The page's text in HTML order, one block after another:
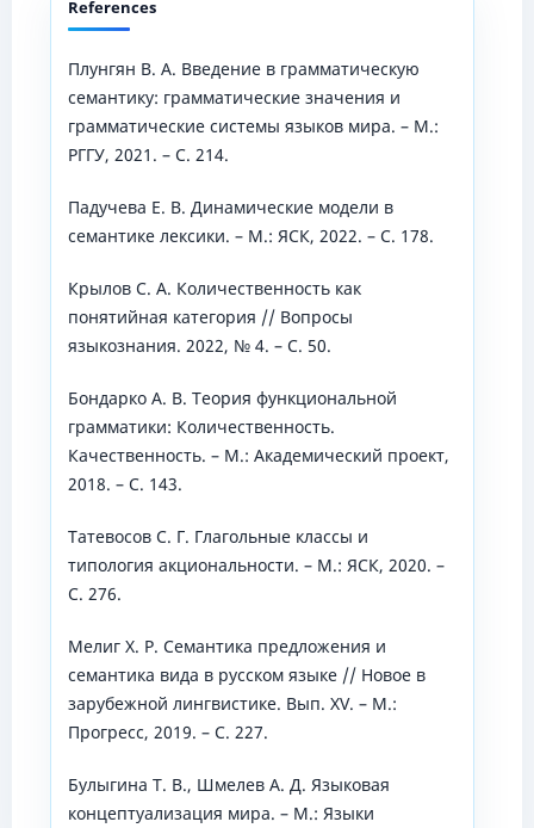
References
Плунгян В. А. Введение в грамматическую
семантику: грамматические значения и
грамматические системы языков мира. – М.:
РГГУ, 2021. – C. 214.
Падучева Е. В. Динамические модели в
семантике лексики. – М.: ЯСК, 2022. – C. 178.
Крылов С. А. Количественность как
понятийная категория // Вопросы
языкознания. 2022, № 4. – С. 50.
Бондарко А. В. Теория функциональной
грамматики: Количественность.
Качественность. – М.: Академический проект,
2018. – C. 143.
Татевосов С. Г. Глагольные классы и
типология акциональности. – М.: ЯСК, 2020. –
C. 276.
Мелиг Х. Р. Семантика предложения и
семантика вида в русском языке // Новое в
зарубежной лингвистике. Вып. XV. – М.:
Прогресс, 2019. – С. 227.
Булыгина Т. В., Шмелев А. Д. Языковая
концептуализация мира. – М.: Языки